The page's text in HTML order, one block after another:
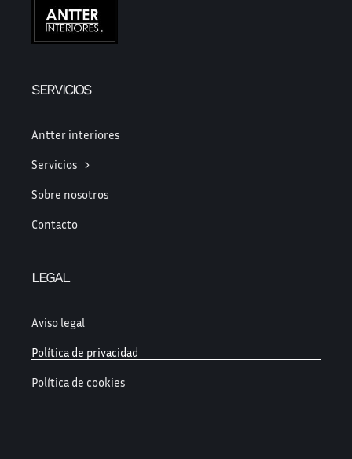
SERVICIOS
Antter interiores
Servicios
Sobre nosotros
Contacto
LEGAL
Aviso legal
Política de privacidad
Política de cookies